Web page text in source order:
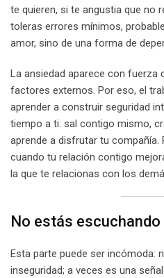
te quieren, si te angustia que no
toleras errores mínimos,
amor, sino de una forma de
La ansiedad aparece con fuerza
factores externos. Por eso, el
aprender a construir seguridad
tiempo a ti: sal contigo mismo,
aprende a disfrutar tu
cuando tu relación contigo
la que te relacionas con los
No estás
Esta parte puede ser incómoda:
inseguridad; a veces es una